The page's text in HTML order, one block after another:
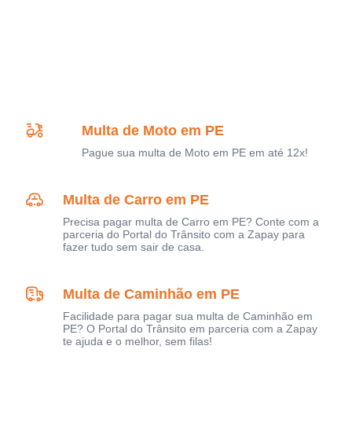
Multa de Moto em PE
Pague sua multa de Moto em PE em até 12x!
Multa de Carro em PE
Precisa pagar multa de Carro em PE? Conte com a
parceria do Portal do Trânsito com a Zapay para
fazer tudo sem sair de casa.
Multa de Caminhão em PE
Facilidade para pagar sua multa de Caminhão em
PE? O Portal do Trânsito em parceria com a Zapay
te ajuda e o melhor, sem filas!